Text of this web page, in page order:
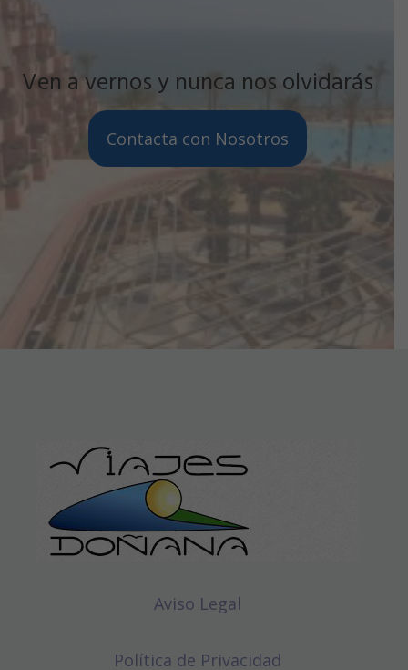
Ven a vernos y nunca nos olvidarás
Contacta con Nosotros
Aviso Legal
Política de Privacidad